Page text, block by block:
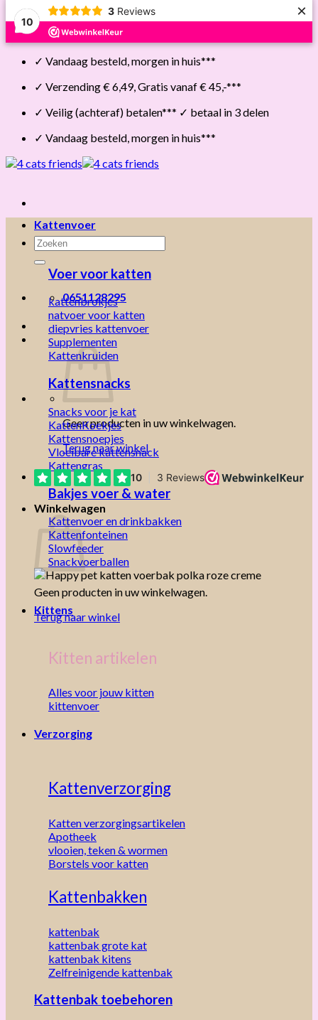
10
3 Reviews ×
Skip
✓ Vandaag besteld, morgen in huis***
✓ Verzending € 6,49, Gratis vanaf € 45,-***
✓ Veilig (achteraf) betalen*** ✓ betaal in 3 delen
✓ Vandaag besteld, morgen in huis***
Zoeken
naar:
0651128295
Geen producten in uw winkelwagen.
Terug naar winkel
Winkelwagen
Geen producten in uw winkelwagen.
Terug naar winkel
Kattenvoer
Voer voor katten
kattenbrokjes
natvoer voor katten
diepvries kattenvoer
Supplementen
Kattenkruiden
Kattensnacks
Snacks voor je kat
KattenKoekjes
Kattensnoepjes
Vloeibare kattensnack
Kattengras
Bakjes voer & water
Kattenvoer en drinkbakken
Kattenfonteinen
Slowfeeder
Snackvoerballen
Kittens
Kitten artikelen
Alles voor jouw kitten
kittenvoer
Verzorging
Kattenverzorging
Katten verzorgingsartikelen
Apotheek
vlooien, teken & wormen
Borstels voor katten
Kattenbakken
kattenbak
kattenbak grote kat
kattenbak kitens
Zelfreinigende kattenbak
Kattenbak toebehoren